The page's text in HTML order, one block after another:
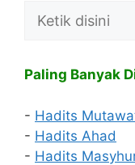
Paling Banyak
- Hadits
- Hadits Ahad
- Hadits